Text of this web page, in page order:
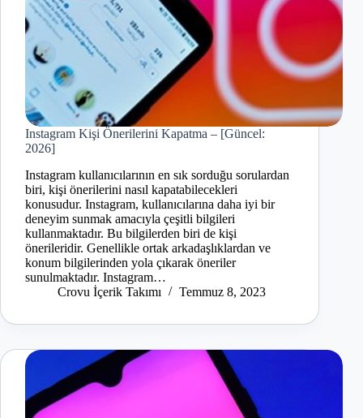
Instagram Kişi Önerilerini Kapatma – [Güncel:
2026]
Instagram kullanıcılarının en sık sorduğu sorulardan
biri, kişi önerilerini nasıl kapatabilecekleri
konusudur. Instagram, kullanıcılarına daha iyi bir
deneyim sunmak amacıyla çeşitli bilgileri
kullanmaktadır. Bu bilgilerden biri de kişi
önerileridir. Genellikle ortak arkadaşlıklardan ve
konum bilgilerinden yola çıkarak öneriler
sunulmaktadır. Instagram…
Crovu İçerik Takımı
Temmuz 8, 2023